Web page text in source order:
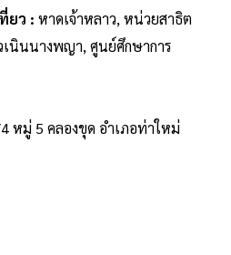
ยว : หาดเจ้าหลาว, หน่วยสาธิต
เนินนางพญา, ศูนย์ศึกษาการ
หมู่ 5 คลองขุด อำเภอท่าใหม่